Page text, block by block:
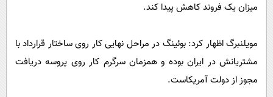
میزان یک فروند کاهش پیدا کند.
مویلنبرگ اظهار کرد: بوئینگ در مراحل نهایی کار روی ساختار قرارداد با
مشتریانش در ایران بوده و همزمان سرگرم کار روی پروسه دریافت
مجوز از دولت آمریکاست.